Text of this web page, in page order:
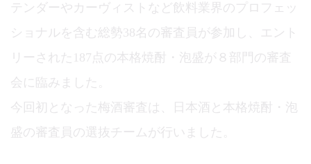
テンダーやカーヴィストなど飲料業界のプロフェッ
ショナルを含む総勢38名の審査員が参加し、エント
リーされた187点の本格焼酎・泡盛が８部門の審査
会に臨みました。
今回初となった梅酒審査は、日本酒と本格焼酎・泡
盛の審査員の選抜チームが行いました。